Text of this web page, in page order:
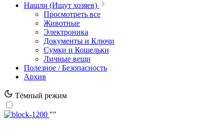
Нашли (Ищут хозяев)
Просмотреть все
Животные
Электроника
Документы и Ключи
Сумки и Кошельки
Личные вещи
Полезное / Безопасность
Архив
Тёмный режим
""